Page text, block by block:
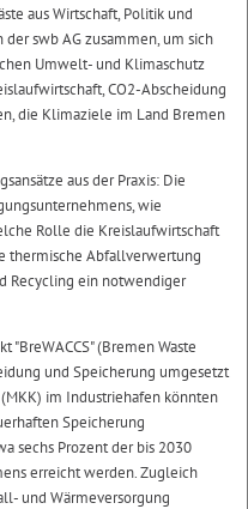
aus Wirtschaft, Politik und
swb AG zusammen, um sich
Umwelt- und Klimaschutz
CO2-Abscheidung
die Klimaziele im Land Bremen
aus der Praxis: Die
wie
Rolle die Kreislaufwirtschaft
thermische Abfallverwertung
Recycling ein notwendiger
(Bremen Waste
und Speicherung umgesetzt
im Industriehafen könnten
Speicherung
sechs Prozent der bis 2030
erreicht werden. Zugleich
und Wärmeversorgung